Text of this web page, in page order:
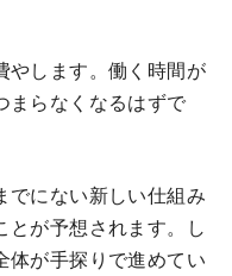
やします。働く時間が
まらなくなるはずで
でにない新しい仕組み
とが予想されます。し
体が手探りで進めてい